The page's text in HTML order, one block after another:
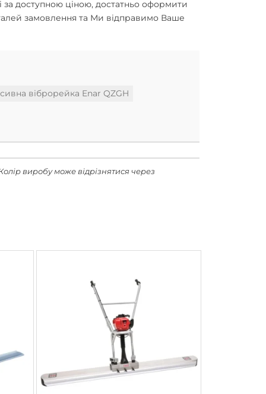
за доступною ціною, достатньо оформити
замовлення та Ми відправимо Ваше
віброрейка Enar QZGH
виробу може відрізнятися через